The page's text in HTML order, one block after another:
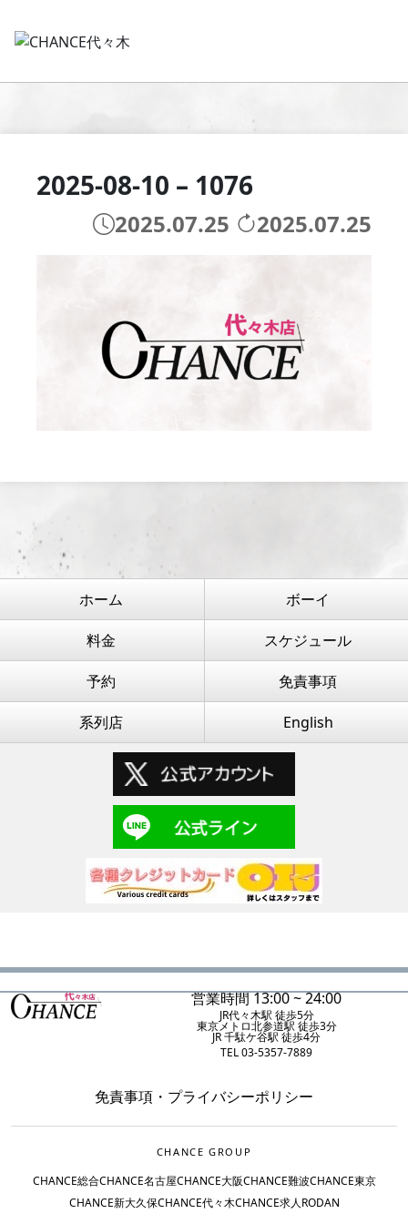
2025-08-10 – 1076
2025.07.25 2025.07.25
ホーム ボーイ
料金 スケジュール
予約 免責事項
系列店 English
営業時間 13:00 ~ 24:00
JR代々木駅 徒歩5分
東京メトロ北参道駅 徒歩3分
JR 千駄ケ谷駅 徒歩4分
TEL 03-5357-7889
免責事項 ・ プライバシーポリシー
CHANCE GROUP
CHANCE総合CHANCE名古屋CHANCE大阪CHANCE難波CHANCE東京
CHANCE新大久保CHANCE代々木CHANCE求人RODAN